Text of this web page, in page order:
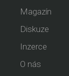
Magazín
Diskuze
Inzerce
O nás